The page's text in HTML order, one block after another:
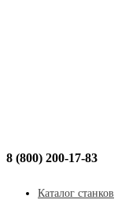
8 (800) 200-17-83
Каталог станков